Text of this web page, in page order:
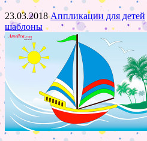
23.03.2018Аппликации для детей
шаблоны